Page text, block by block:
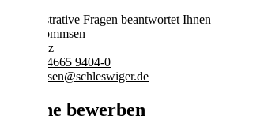
Administrative Fragen beantwortet Ihnen
Jutta Mommsen
Assistenz
+49 (0) 4665 9404-0
j.mommsen@schleswiger.de
Online bewerben